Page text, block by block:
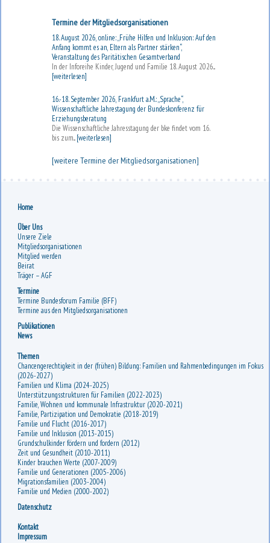
Termine der Mitgliedsorganisationen
18. August 2026, online: „Frühe Hilfen und Inklusion: Auf den
Anfang kommt es an, Eltern als Partner stärken“,
Veranstaltung des Paritätischen Gesamtverband
In der Inforeihe Kinder, Jugend und Familie 18. August 2026...
[weiterlesen]
16.-18. September 2026, Frankfurt a.M.: „Sprache“,
Wissenschaftliche Jahrestagung der Bundeskonferenz für
Erziehungsberatung
Die Wissenschaftliche Jahresstagung der bke findet vom 16.
bis zum...[weiterlesen]
[weitere Termine der Mitgliedsorganisationen]
Home
Über Uns
Unsere Ziele
Mitgliedsorganisationen
Mitglied werden
Beirat
Träger – AGF
Termine
Termine Bundesforum Familie (BFF)
Termine aus den Mitgliedsorganisationen
Publikationen
News
Themen
Chancengerechtigkeit in der (frühen) Bildung: Familien und Rahmenbedingungen im Fokus
(2026-2027)
Familien und Klima (2024-2025)
Unterstützungsstrukturen für Familien (2022-2023)
Familie, Wohnen und kommunale Infrastruktur (2020-2021)
Familie, Partizipation und Demokratie (2018-2019)
Familie und Flucht (2016-2017)
Familie und Inklusion (2013-2015)
Grundschulkinder fördern und fordern (2012)
Zeit und Gesundheit (2010-2011)
Kinder brauchen Werte (2007-2009)
Familie und Generationen (2005-2006)
Migrationsfamilien (2003-2004)
Familie und Medien (2000-2002)
Datenschutz
Kontakt
Impressum